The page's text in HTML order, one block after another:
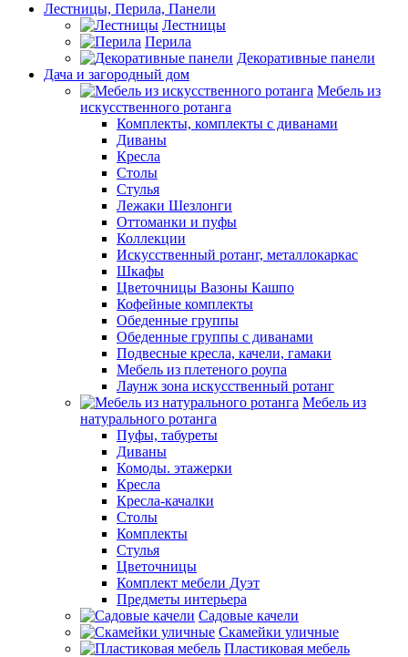
Лестницы, Перила, Панели
Лестницы
Перила
Декоративные панели
Дача и загородный дом
Мебель из
искусственного ротанга
Комплекты, комплекты с диванами
Диваны
Кресла
Столы
Стулья
Лежаки Шезлонги
Оттоманки и пуфы
Коллекции
Искусственный ротанг, металлокаркас
Шкафы
Цветочницы Вазоны Кашпо
Кофейные комплекты
Обеденные группы
Обеденные группы с диванами
Подвесные кресла, качели, гамаки
Мебель из плетеного роупа
Лаунж зона искусственный ротанг
Мебель из
натурального ротанга
Пуфы, табуреты
Диваны
Комоды. этажерки
Кресла
Кресла-качалки
Столы
Комплекты
Стулья
Цветочницы
Комплект мебели Дуэт
Предметы интерьера
Садовые качели
Скамейки уличные
Пластиковая мебель